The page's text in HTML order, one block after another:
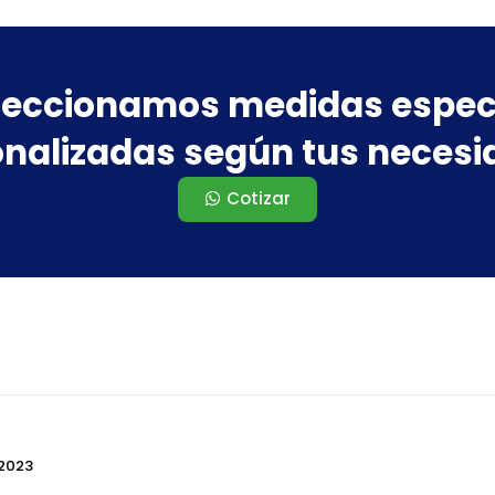
medidas
según tus
Cotizar